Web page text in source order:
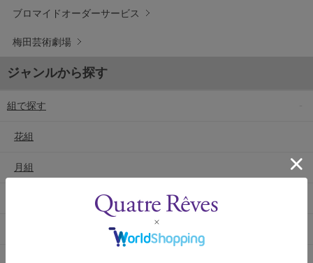
ブロマイドオーダーサービス
梅田芸術劇場
ジャンルから探す
組で探す
花組
月組